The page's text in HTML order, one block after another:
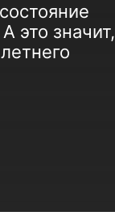
это значит,